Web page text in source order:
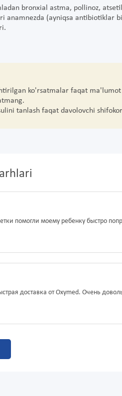
bronxial astma, pollinoz,
anamnezda (ayniqsa antibiotiklar
ko'rsatmalar faqat
tanlash faqat davolovchi
помогли моему ребенку быстро
доставка от Oxymed. Очень